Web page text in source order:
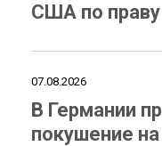
США по
07.08.2026
В Германии
покушение